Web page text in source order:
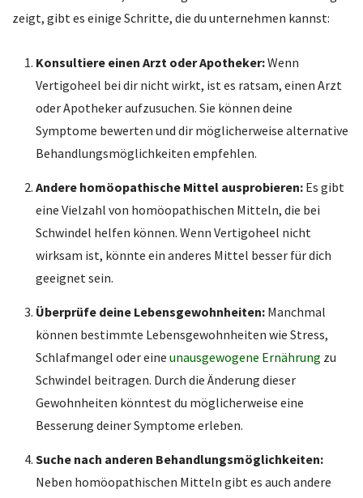
zeigt, gibt es einige Schritte, die du unternehmen kannst:
Konsultiere einen Arzt oder Apotheker:Wenn
Vertigoheel bei dir nicht wirkt, ist es ratsam, einen Arzt
oder Apotheker aufzusuchen. Sie können deine
Symptome bewerten und dir möglicherweise alternative
Behandlungsmöglichkeiten empfehlen.
Andere homöopathische Mittel ausprobieren:Es gibt
eine Vielzahl von homöopathischen Mitteln, die bei
Schwindel helfen können. Wenn Vertigoheel nicht
wirksam ist, könnte ein anderes Mittel besser für dich
geeignet sein.
Überprüfe deine Lebensgewohnheiten:Manchmal
können bestimmte Lebensgewohnheiten wie Stress,
Schlafmangel oder eine unausgewogene Ernährung zu
Schwindel beitragen. Durch die Änderung dieser
Gewohnheiten könntest du möglicherweise eine
Besserung deiner Symptome erleben.
Suche nach anderen Behandlungsmöglichkeiten:
Neben homöopathischen Mitteln gibt es auch andere